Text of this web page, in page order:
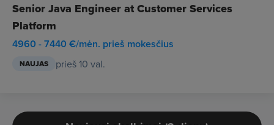
Senior Java Engineer at Customer Services
Platform
4960 - 7440 €/mėn. prieš mokesčius
NAUJAS prieš 10 val.